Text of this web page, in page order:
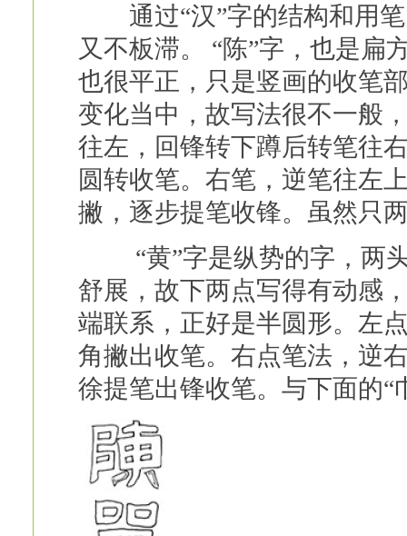
通过“汉”字的结构和用笔
又不板滞。 “陈”字，也是扁
也很平正，只是竖画的收笔
变化当中，故写法很不一般
往左，回锋转下蹲后转笔往
圆转收笔。右笔，逆笔往左
撇，逐步提笔收锋。虽然只
“黄”字是纵势的字，两头
舒展，故下两点写得有动感
端联系，正好是半圆形。左
角撇出收笔。右点笔法，逆
徐提笔出锋收笔。与下面的“